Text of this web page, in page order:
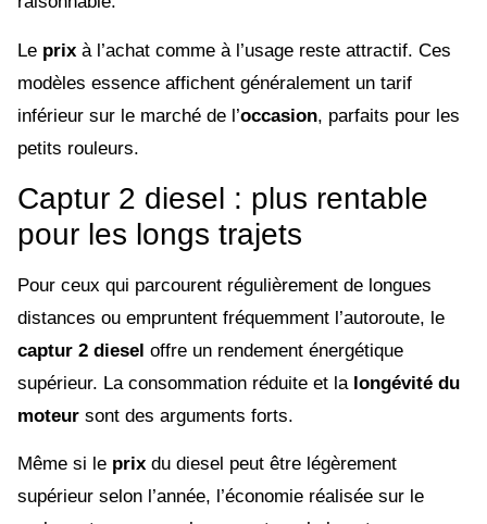
Le prix à l’achat comme à l’usage reste attractif. Ces
modèles essence affichent généralement un tarif
inférieur sur le marché de l’occasion, parfaits pour les
petits rouleurs.
Captur 2 diesel : plus rentable
pour les longs trajets
Pour ceux qui parcourent régulièrement de longues
distances ou empruntent fréquemment l’autoroute, le
captur 2 diesel offre un rendement énergétique
supérieur. La consommation réduite et la longévité du
moteur sont des arguments forts.
Même si le prix du diesel peut être légèrement
supérieur selon l’année, l’économie réalisée sur le